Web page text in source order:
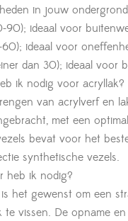
in jouw
90); ideaal voor
ideaal voor
dan 30); ideaal voor
ik nodig voor acryllak?
van acrylverf en
met een
bevat voor het
synthetische vezels.
heb ik nodig?
het gewenst om een
te vissen. De opname